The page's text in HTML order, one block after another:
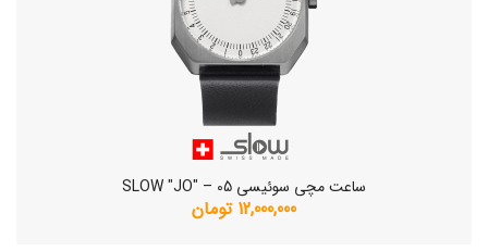
ساعت مچی سوئیسی SLOW "JO" – 05
12,000,000 تومان